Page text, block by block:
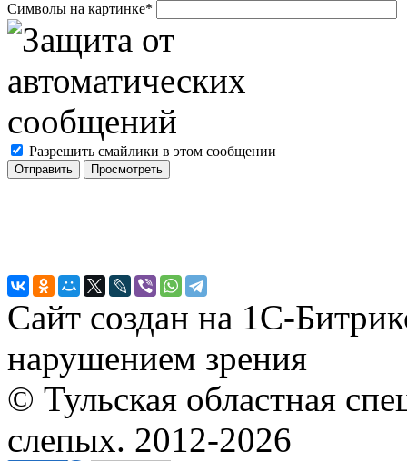
Символы на картинке*
Разрешить смайлики в этом сообщении
Сайт создан на 1С-
нарушением зрения
© Тульская областная
слепых. 2012-2026